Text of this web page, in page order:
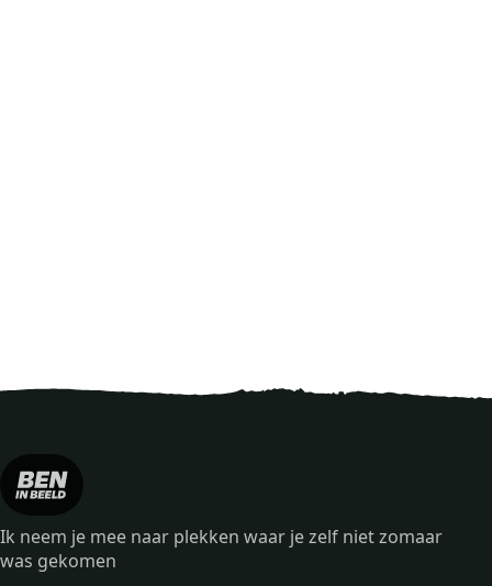
Ik neem je mee naar plekken waar je zelf niet zomaar
was gekomen